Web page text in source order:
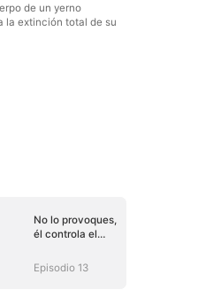
de un yerno
la extinción total de su
No lo provoques,
él controla el
Episodio 13